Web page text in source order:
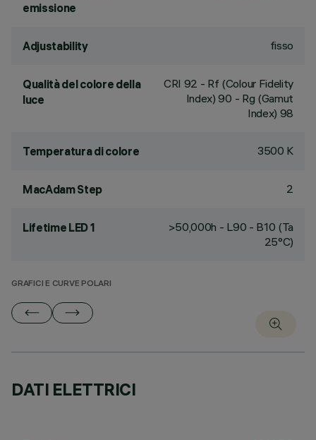
emissione
Adjustability fisso
Qualità del colore della
luce
CRI 92 - Rf (Colour Fidelity
Index) 90 - Rg (Gamut
Index) 98
Temperatura di colore 3500 K
MacAdam Step 2
Lifetime LED 1
>50,000h - L90 - B10 (Ta
25°C)
GRAFICI E CURVE POLARI
DATI ELETTRICI